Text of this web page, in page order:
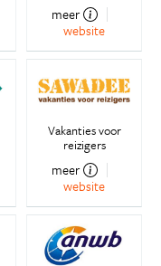
meer
website
Vakanties voor
reizigers
meer
website